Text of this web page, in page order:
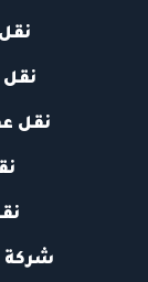
نقل
نقل
شركة